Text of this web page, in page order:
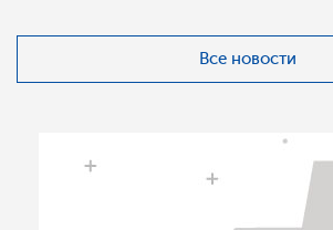
Все новости